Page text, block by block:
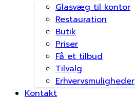
Glasvæg til kontor
Restauration
Butik
Priser
Få et tilbud
Tilvalg
Erhvervsmuligheder
Kontakt